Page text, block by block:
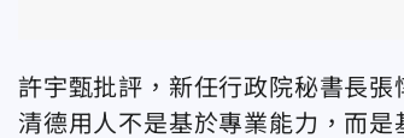
許宇甄批評，新任行政院秘書長
清德用人不是基於專業能力，而